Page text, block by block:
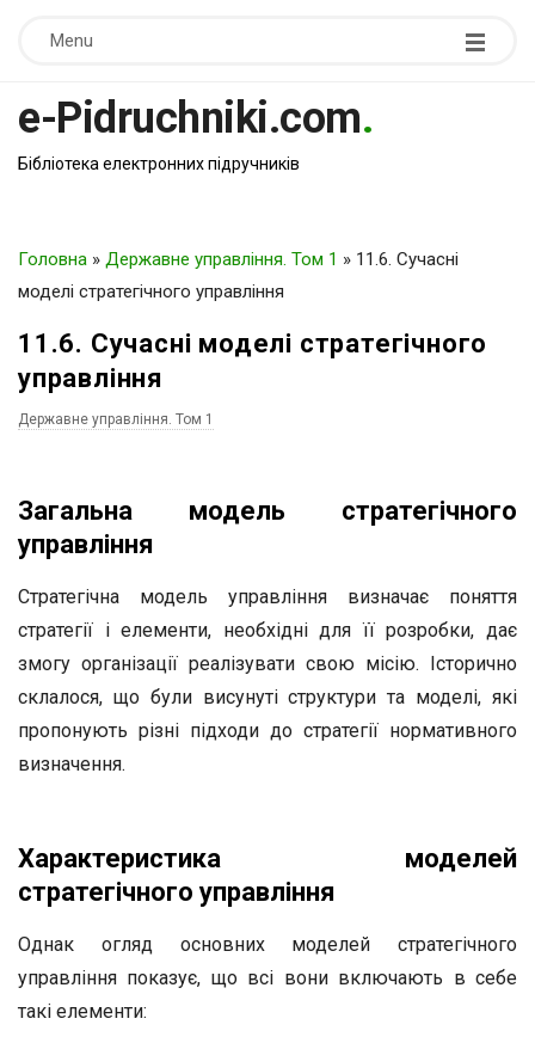
Menu
e-Pidruchniki.com.
Бібліотека електронних підручників
Головна » Державне управління. Том 1 » 11.6. Сучасні
моделі стратегічного управління
11.6. Сучасні моделі стратегічного
управління
Державне управління. Том 1
Загальна модель стратегічного
управління
Стратегічна модель управління визначає поняття
стратегії і елементи, необхідні для її розробки, дає
змогу організації реалізувати свою місію. Історично
склалося, що були висунуті структури та моделі, які
пропонують різні підходи до стратегії нормативного
визначення.
Характеристика моделей
стратегічного управління
Однак огляд основних моделей стратегічного
управління показує, що всі вони включають в себе
такі елементи: